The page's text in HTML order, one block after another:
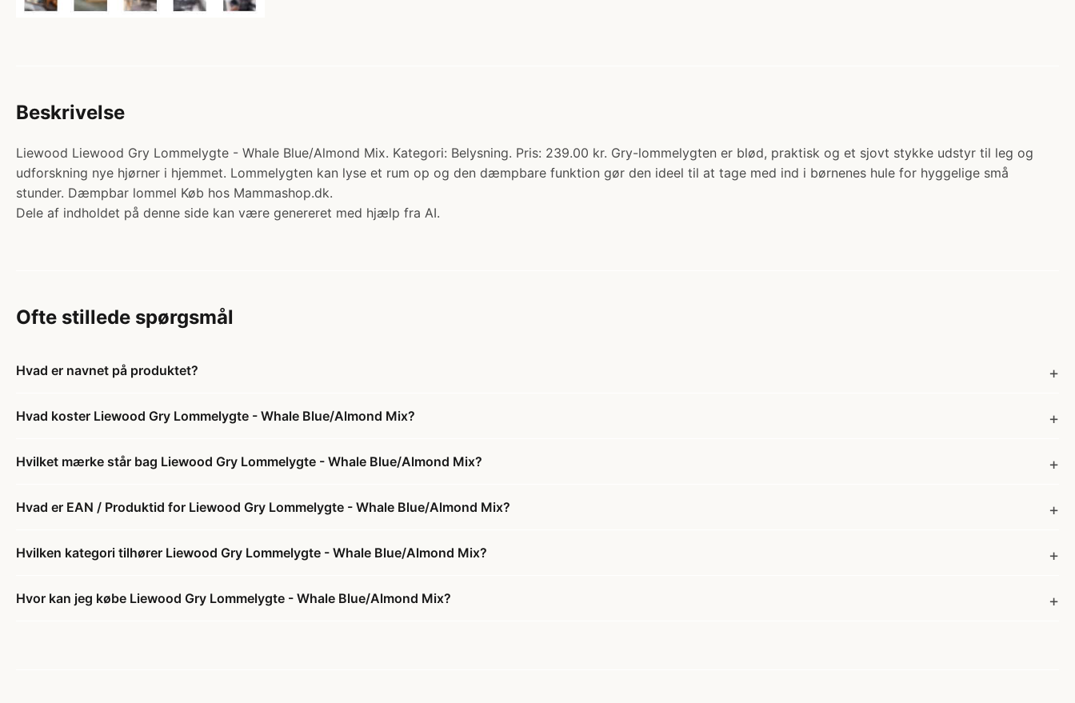
Beskrivelse
Liewood Liewood Gry Lommelygte - Whale Blue/Almond Mix. Kategori: Belysning. Pris: 239.00 kr. Gry-lommelygten er blød, praktisk og et sjovt stykke udstyr til leg og
udforskning nye hjørner i hjemmet. Lommelygten kan lyse et rum op og den dæmpbare funktion gør den ideel til at tage med ind i børnenes hule for hyggelige små
stunder. Dæmpbar lommel Køb hos Mammashop.dk.
Dele af indholdet på denne side kan være genereret med hjælp fra AI.
Ofte stillede spørgsmål
Hvad er navnet på produktet?
Hvad koster Liewood Gry Lommelygte - Whale Blue/Almond Mix?
Hvilket mærke står bag Liewood Gry Lommelygte - Whale Blue/Almond Mix?
Hvad er EAN / Produktid for Liewood Gry Lommelygte - Whale Blue/Almond Mix?
Hvilken kategori tilhører Liewood Gry Lommelygte - Whale Blue/Almond Mix?
Hvor kan jeg købe Liewood Gry Lommelygte - Whale Blue/Almond Mix?